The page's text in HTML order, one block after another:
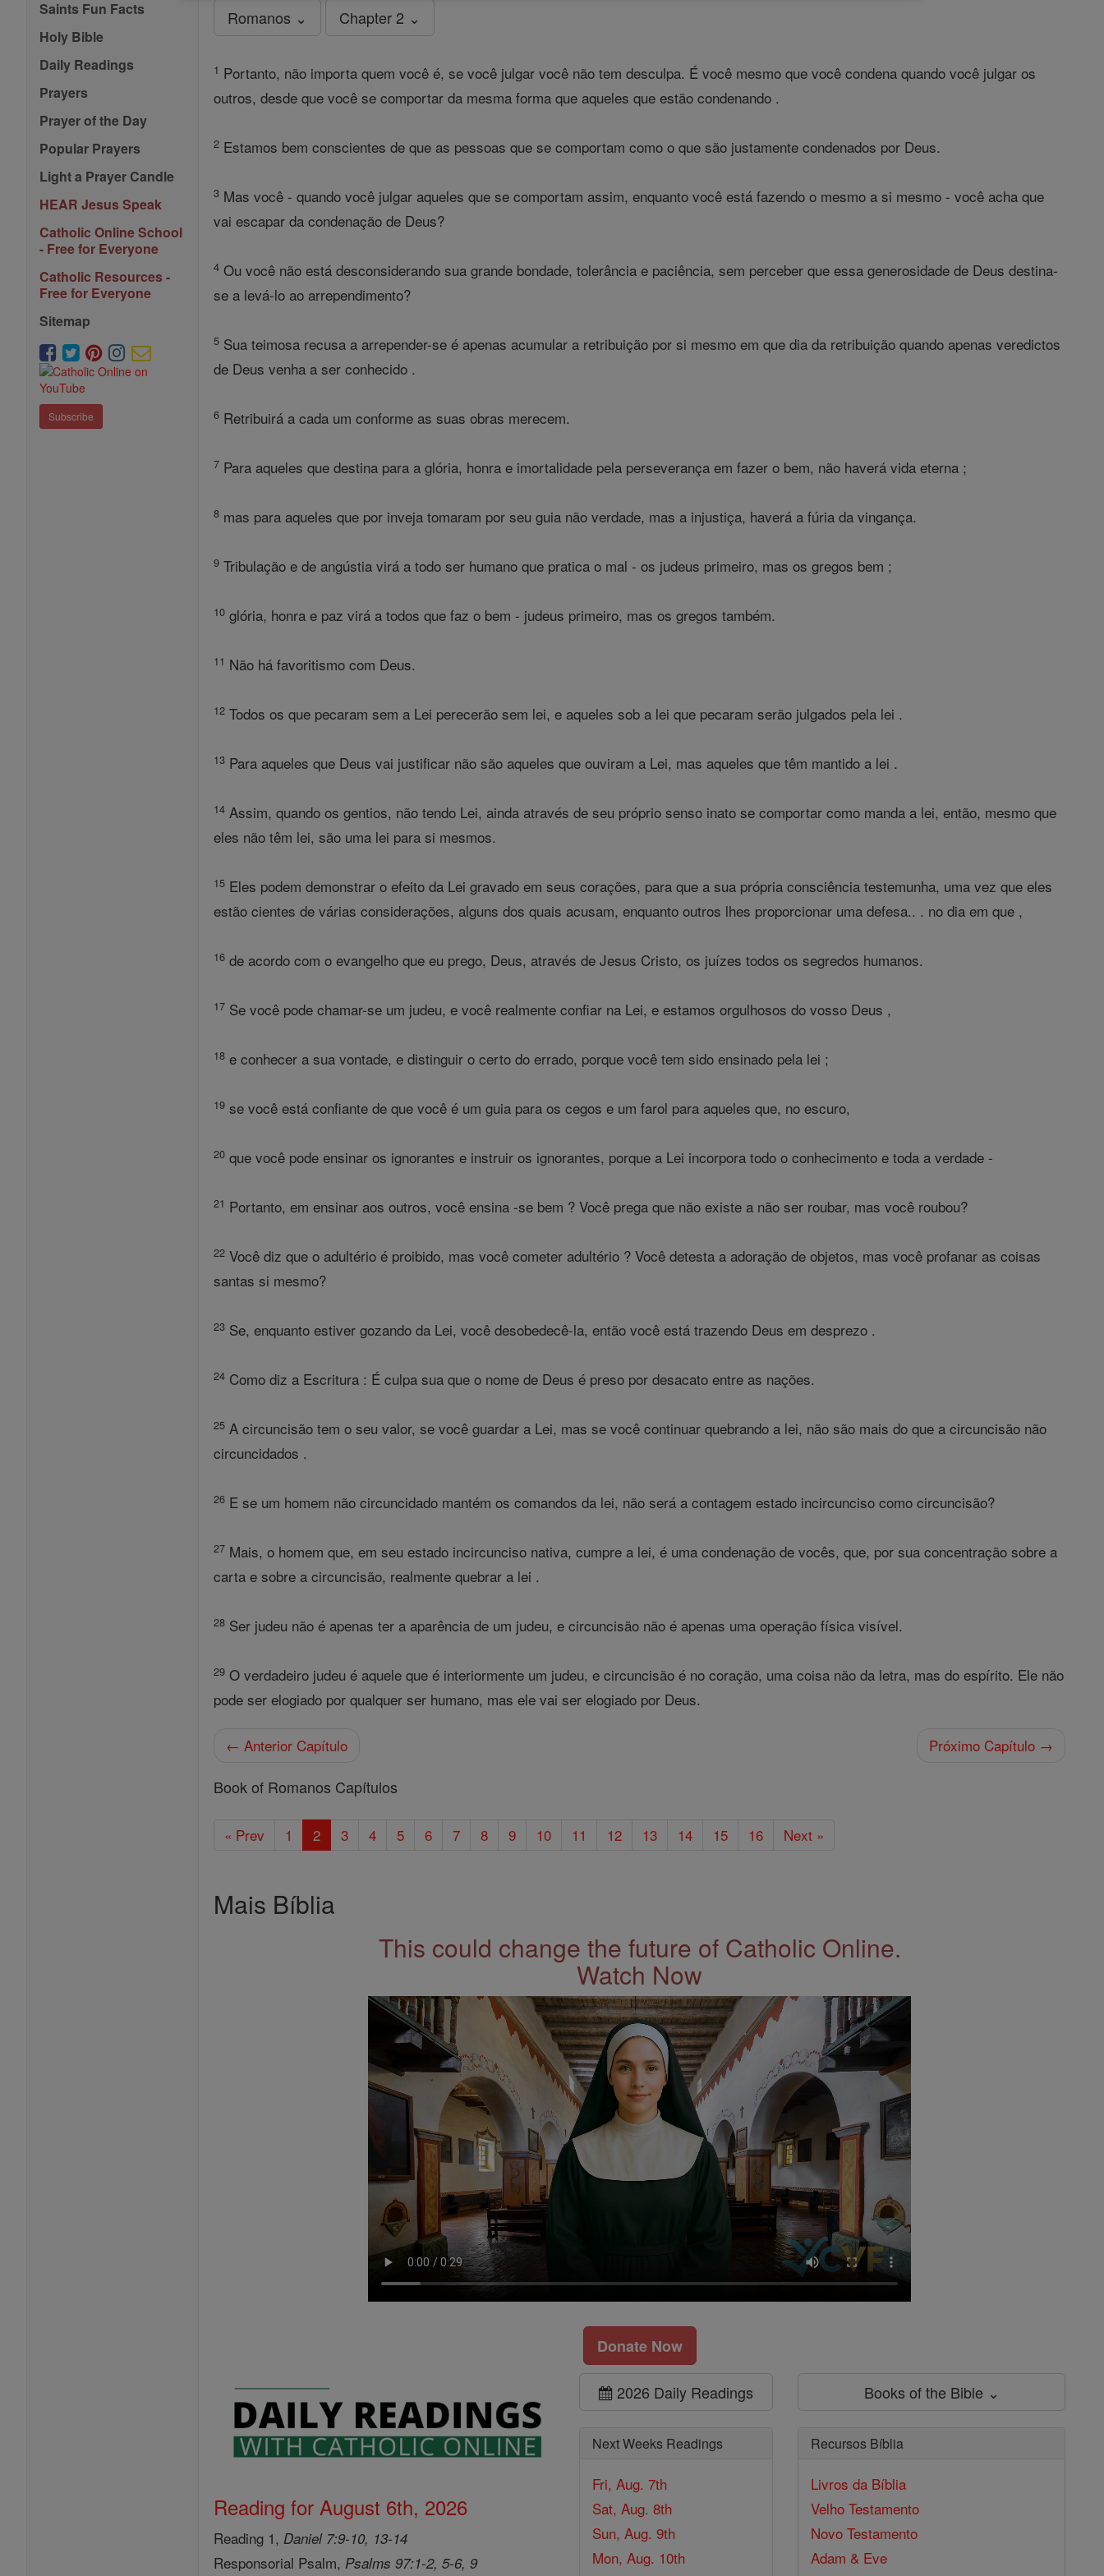
Saints Fun Facts
Holy Bible
Daily Readings
Prayers
Prayer of the Day
Popular Prayers
Light a Prayer Candle
HEAR Jesus Speak
Catholic Online School
- Free for Everyone
Catholic Resources -
Free for Everyone
Sitemap
Subscribe
Romanos ⌄ Chapter 2 ⌄
1 Portanto, não importa quem você é, se você julgar você não tem desculpa. É você mesmo que você condena quando você julgar os
outros, desde que você se comportar da mesma forma que aqueles que estão condenando .
2 Estamos bem conscientes de que as pessoas que se comportam como o que são justamente condenados por Deus.
3 Mas você - quando você julgar aqueles que se comportam assim, enquanto você está fazendo o mesmo a si mesmo - você acha que
vai escapar da condenação de Deus?
4 Ou você não está desconsiderando sua grande bondade, tolerância e paciência, sem perceber que essa generosidade de Deus destina-
se a levá-lo ao arrependimento?
5 Sua teimosa recusa a arrepender-se é apenas acumular a retribuição por si mesmo em que dia da retribuição quando apenas veredictos
de Deus venha a ser conhecido .
6 Retribuirá a cada um conforme as suas obras merecem.
7 Para aqueles que destina para a glória, honra e imortalidade pela perseverança em fazer o bem, não haverá vida eterna ;
8 mas para aqueles que por inveja tomaram por seu guia não verdade, mas a injustiça, haverá a fúria da vingança.
9 Tribulação e de angústia virá a todo ser humano que pratica o mal - os judeus primeiro, mas os gregos bem ;
10 glória, honra e paz virá a todos que faz o bem - judeus primeiro, mas os gregos também.
11 Não há favoritismo com Deus.
12 Todos os que pecaram sem a Lei perecerão sem lei, e aqueles sob a lei que pecaram serão julgados pela lei .
13 Para aqueles que Deus vai justificar não são aqueles que ouviram a Lei, mas aqueles que têm mantido a lei .
14 Assim, quando os gentios, não tendo Lei, ainda através de seu próprio senso inato se comportar como manda a lei, então, mesmo que
eles não têm lei, são uma lei para si mesmos.
15 Eles podem demonstrar o efeito da Lei gravado em seus corações, para que a sua própria consciência testemunha, uma vez que eles
estão cientes de várias considerações, alguns dos quais acusam, enquanto outros lhes proporcionar uma defesa.. . no dia em que ,
16 de acordo com o evangelho que eu prego, Deus, através de Jesus Cristo, os juízes todos os segredos humanos.
17 Se você pode chamar-se um judeu, e você realmente confiar na Lei, e estamos orgulhosos do vosso Deus ,
18 e conhecer a sua vontade, e distinguir o certo do errado, porque você tem sido ensinado pela lei ;
19 se você está confiante de que você é um guia para os cegos e um farol para aqueles que, no escuro,
20 que você pode ensinar os ignorantes e instruir os ignorantes, porque a Lei incorpora todo o conhecimento e toda a verdade -
21 Portanto, em ensinar aos outros, você ensina -se bem ? Você prega que não existe a não ser roubar, mas você roubou?
22 Você diz que o adultério é proibido, mas você cometer adultério ? Você detesta a adoração de objetos, mas você profanar as coisas
santas si mesmo?
23 Se, enquanto estiver gozando da Lei, você desobedecê-la, então você está trazendo Deus em desprezo .
24 Como diz a Escritura : É culpa sua que o nome de Deus é preso por desacato entre as nações.
25 A circuncisão tem o seu valor, se você guardar a Lei, mas se você continuar quebrando a lei, não são mais do que a circuncisão não
circuncidados .
26 E se um homem não circuncidado mantém os comandos da lei, não será a contagem estado incircunciso como circuncisão?
27 Mais, o homem que, em seu estado incircunciso nativa, cumpre a lei, é uma condenação de vocês, que, por sua concentração sobre a
carta e sobre a circuncisão, realmente quebrar a lei .
28 Ser judeu não é apenas ter a aparência de um judeu, e circuncisão não é apenas uma operação física visível.
29 O verdadeiro judeu é aquele que é interiormente um judeu, e circuncisão é no coração, uma coisa não da letra, mas do espírito. Ele não
pode ser elogiado por qualquer ser humano, mas ele vai ser elogiado por Deus.
← Anterior Capítulo Próximo Capítulo →
Book of Romanos Capítulos
« Prev 1 2 3 4 5 6 7 8 9 10 11 12 13 14 15 16 Next »
Mais Bíblia
This could change the future of Catholic Online.
Watch Now
Donate Now
Reading for August 6th, 2026
Reading 1, Daniel 7:9-10, 13-14
Responsorial Psalm, Psalms 97:1-2, 5-6, 9
2026 Daily Readings
Next Weeks Readings
Fri, Aug. 7th
Sat, Aug. 8th
Sun, Aug. 9th
Mon, Aug. 10th
Books of the Bible ⌄
Recursos Bíblia
Livros da Bíblia
Velho Testamento
Novo Testamento
Adam & Eve